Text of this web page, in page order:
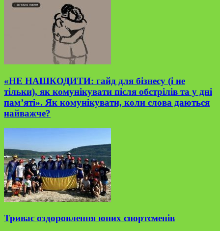
«НЕ НАШКОДИТИ: гайд для бізнесу (і не
тільки), як комунікувати після обстрілів та у дні
пам’яті». Як комунікувати, коли слова даються
найважче?
Триває оздоровлення юних спортсменів